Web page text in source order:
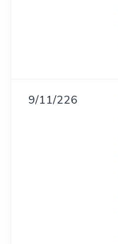
9/11/226